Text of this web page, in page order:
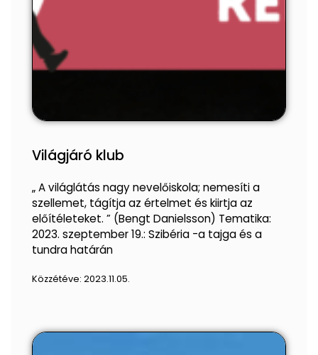
Világjáró klub
„ A világlátás nagy nevelőiskola; nemesíti a
szellemet, tágítja az értelmet és kiirtja az
előítéleteket. ” (Bengt Danielsson) Tematika:
2023. szeptember 19.: Szibéria -a tajga és a
tundra határán
Közzétéve: 2023.11.05.